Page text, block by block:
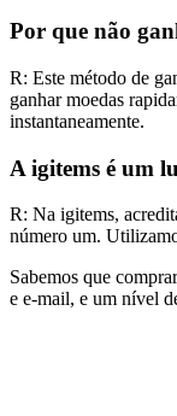
Por que não
R: Este método de
ganhar moedas
instantaneamente.
A igitems é um
R: Na igitems,
número um.
Sabemos que
e e-mail, e um nível